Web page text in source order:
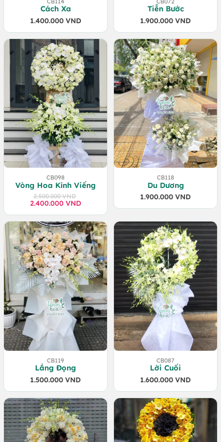
Cách Xa
1.400.000 VND
Tiễn Bước
1.900.000 VND
CB098
Vòng Hoa Kính Viếng
2.500.000VND
Giá
2.500.000 VND.
2.400.000 VND
Giá
là:
2.400.000 VND.
CB118
Du Dương
1.900.000 VND
CB119
Lắng Đọng
1.500.000 VND
CB087
Lời Cuối
1.600.000 VND